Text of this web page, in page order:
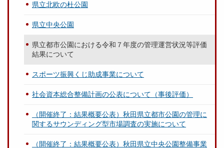
県立北欧の杜公園
県立中央公園
県立都市公園における令和７年度の管理運営状況等評価
結果について
スポーツ振興くじ助成事業について
社会資本総合整備計画の公表について（事後評価）
（開催終了：結果概要公表）秋田県立都市公園の管理に
関するサウンディング型市場調査の実施について
（開催終了：結果概要公表）秋田県立中央公園整備事業